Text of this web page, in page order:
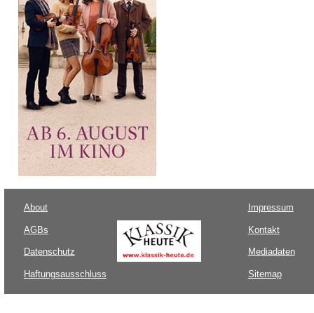
About
AGBs
Datenschutz
Haftungsausschluss
Impressum
Kontakt
Mediadaten
Sitemap